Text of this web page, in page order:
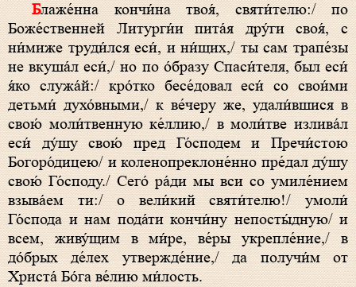
Блаже́нна кончи́на твоя́, святи́телю:/ по
Боже́ственней Литурги́и пита́я дру́ги своя́, с
ни́миже труди́лся еси́, и ни́щих,/ ты сам трапе́зы
не вкуша́л еси́,/ но по о́бразу Спаси́теля, был еси́
я́ко служа́й:/ кро́тко бесе́довал еси́ со свои́ми
детьми́ духо́вными,/ к ве́черу же, удали́вшися в
свою́ моли́твенную ке́ллию,/ в моли́тве излива́л
еси́ ду́шу свою́ пред Го́сподем и Пречи́стою
Богоро́дицею/ и коленопреклоне́нно пре́дал ду́шу
свою́ Го́споду./ Сего́ ра́ди мы вси со умиле́нием
взыва́ем ти:/ о вели́кий святи́телю!/ умоли́
Го́спода и нам пода́ти кончи́ну непосты́дную/ и
всем, живу́щим в ми́ре, ве́ры укрепле́ние,/ в
до́брых де́лех утвержде́ние,/ да получи́м от
Христа́ Бо́га ве́лию ми́лость.